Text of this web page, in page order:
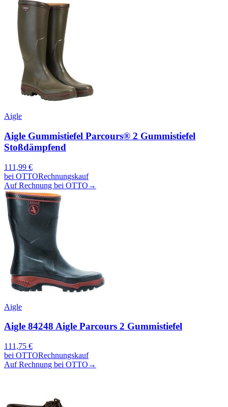
Aigle
Aigle Gummistiefel Parcours® 2 Gummistiefel
Stoßdämpfend
111,99 €
bei OTTORechnungskauf
Auf Rechnung bei OTTO →
Aigle
Aigle 84248 Aigle Parcours 2 Gummistiefel
111,75 €
bei OTTORechnungskauf
Auf Rechnung bei OTTO →